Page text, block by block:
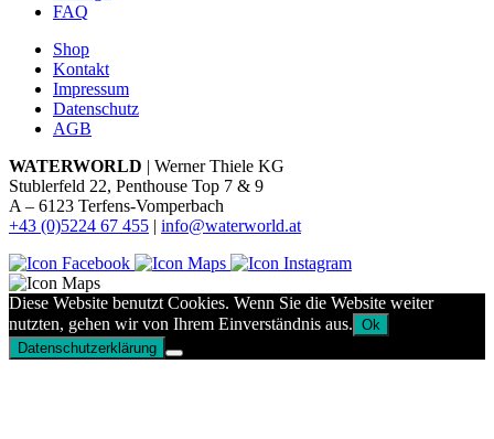
FAQ
Shop
Kontakt
Impressum
Datenschutz
AGB
WATERWORLD | Werner Thiele KG
Stublerfeld 22, Penthouse Top 7 & 9
A – 6123 Terfens-Vomperbach
+43 (0)5224 67 455 | info@waterworld.at
Diese Website benutzt Cookies. Wenn Sie die Website weiter
nutzten, gehen wir von Ihrem Einverständnis aus. Ok
Datenschutzerklärung